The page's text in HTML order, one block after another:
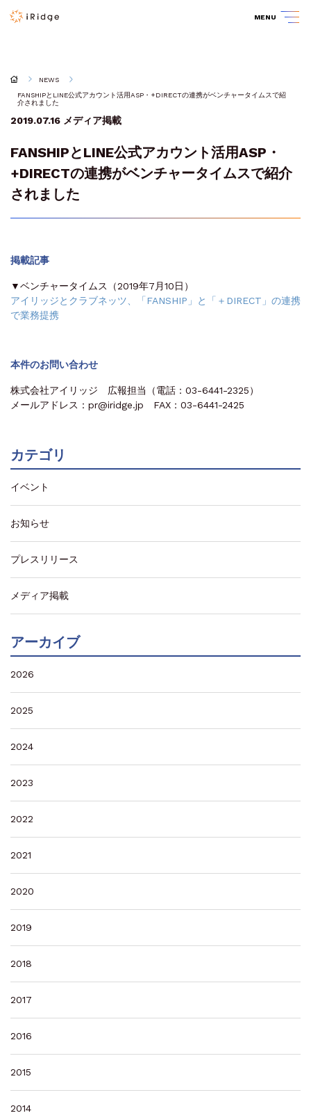
MENU
NEWS
FANSHIPとLINE公式アカウント活用ASP・+DIRECTの連携がベンチャータイムスで紹
介されました
2019.07.16 メディア掲載
FANSHIPとLINE公式アカウント活用ASP・
+DIRECTの連携がベンチャータイムスで紹介
されました
掲載記事
▼ベンチャータイムス（2019年7月10日）
アイリッジとクラブネッツ、「FANSHIP」と「＋DIRECT」の連携
で業務提携
本件のお問い合わせ
株式会社アイリッジ 広報担当（電話：03-6441-2325）
メールアドレス：pr@iridge.jp FAX：03-6441-2425
カテゴリ
イベント
お知らせ
プレスリリース
メディア掲載
アーカイブ
2026
2025
2024
2023
2022
2021
2020
2019
2018
2017
2016
2015
2014